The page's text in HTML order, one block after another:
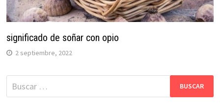
significado de soñar con opio
2 septiembre, 2022
Buscar: